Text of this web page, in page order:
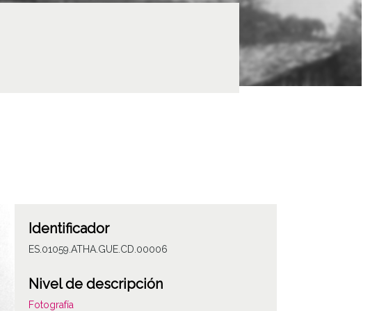
Identificador
ES.01059.ATHA.GUE.CD.00006
Nivel de descripción
Fotografía